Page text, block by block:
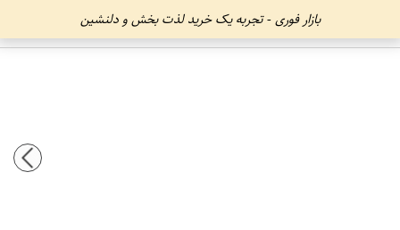
بازار فوری - تجربه یک خرید لذت بخش و دلنشین